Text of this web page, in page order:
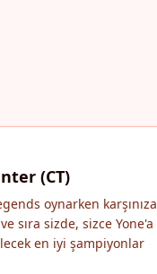
(CT)
oynarken karşınıza
sıra sizde, sizce Yone'a
en iyi şampiyonlar